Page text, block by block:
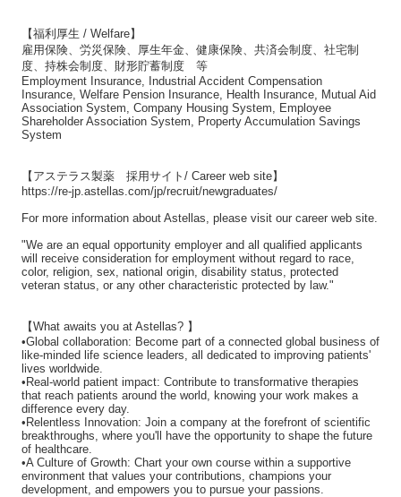
【福利厚生 / Welfare】
雇用保険、労災保険、厚生年金、健康保険、共済会制度、社宅制
度、持株会制度、財形貯蓄制度 等
Employment Insurance, Industrial Accident Compensation
Insurance, Welfare Pension Insurance, Health Insurance, Mutual Aid
Association System, Company Housing System, Employee
Shareholder Association System, Property Accumulation Savings
System
【アステラス製薬 採用サイト/ Career web site】
https://re-jp.astellas.com/jp/recruit/newgraduates/
For more information about Astellas, please visit our career web site.
"We are an equal opportunity employer and all qualified applicants
will receive consideration for employment without regard to race,
color, religion, sex, national origin, disability status, protected
veteran status, or any other characteristic protected by law."
【What awaits you at Astellas? 】
•Global collaboration: Become part of a connected global business of
like-minded life science leaders, all dedicated to improving patients'
lives worldwide.
•Real-world patient impact: Contribute to transformative therapies
that reach patients around the world, knowing your work makes a
difference every day.
•Relentless Innovation: Join a company at the forefront of scientific
breakthroughs, where you'll have the opportunity to shape the future
of healthcare.
•A Culture of Growth: Chart your own course within a supportive
environment that values your contributions, champions your
development, and empowers you to pursue your passions.